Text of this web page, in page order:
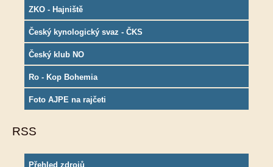
ZKO - Hajniště
Český kynologický svaz - ČKS
Český klub NO
Ro - Kop Bohemia
Foto AJPE na rajčeti
RSS
Přehled zdrojů